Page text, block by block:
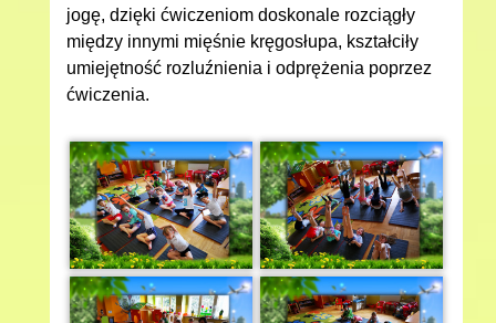
jogę, dzięki ćwiczeniom doskonale rozciągły
między innymi mięśnie kręgosłupa, kształciły
umiejętność rozluźnienia i odprężenia poprzez
ćwiczenia.